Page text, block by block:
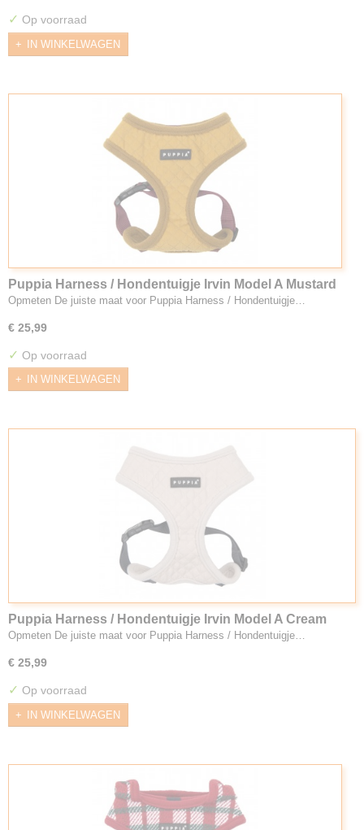
✓ Op voorraad
IN WINKELWAGEN
Puppia Harness / Hondentuigje Irvin Model A Mustard
Opmeten De juiste maat voor Puppia Harness / Hondentuigje…
€ 25,99
✓ Op voorraad
IN WINKELWAGEN
Puppia Harness / Hondentuigje Irvin Model A Cream
Opmeten De juiste maat voor Puppia Harness / Hondentuigje…
€ 25,99
✓ Op voorraad
IN WINKELWAGEN